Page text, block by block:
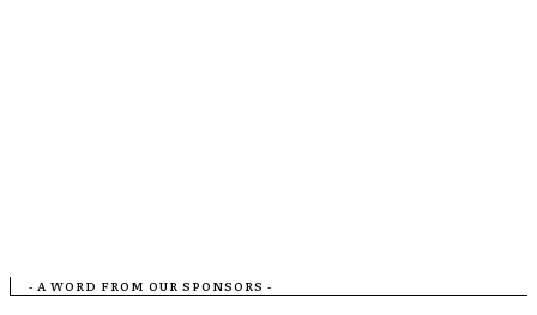
- A WORD FROM OUR SPONSORS -